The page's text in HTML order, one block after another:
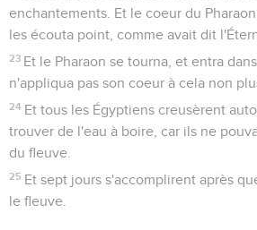
enchantements. Et le coeur du
les écouta point, comme avait dit
23 Et le Pharaon se tourna, et entra
n'appliqua pas son coeur à cela non
24 Et tous les Égyptiens creusèrent
trouver de l'eau à boire, car ils ne
du fleuve.
25 Et sept jours s'accomplirent après
le fleuve.